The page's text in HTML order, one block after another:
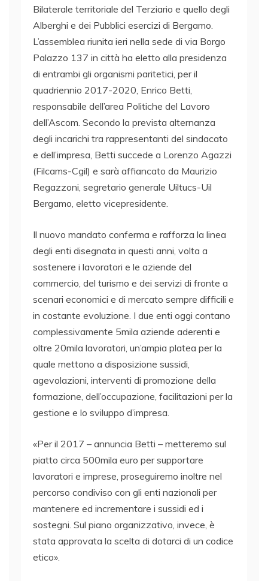
Bilaterale territoriale del Terziario e quello degli
Alberghi e dei Pubblici esercizi di Bergamo.
L’assemblea riunita ieri nella sede di via Borgo
Palazzo 137 in città ha eletto alla presidenza
di entrambi gli organismi paritetici, per il
quadriennio 2017-2020, Enrico Betti,
responsabile dell’area Politiche del Lavoro
dell’Ascom. Secondo la prevista alternanza
degli incarichi tra rappresentanti del sindacato
e dell’impresa, Betti succede a Lorenzo Agazzi
(Filcams-Cgil) e sarà affiancato da Maurizio
Regazzoni, segretario generale Uiltucs-Uil
Bergamo, eletto vicepresidente.
Il nuovo mandato conferma e rafforza la linea
degli enti disegnata in questi anni, volta a
sostenere i lavoratori e le aziende del
commercio, del turismo e dei servizi di fronte a
scenari economici e di mercato sempre difficili e
in costante evoluzione. I due enti oggi contano
complessivamente 5mila aziende aderenti e
oltre 20mila lavoratori, un’ampia platea per la
quale mettono a disposizione sussidi,
agevolazioni, interventi di promozione della
formazione, dell’occupazione, facilitazioni per la
gestione e lo sviluppo d’impresa.
«Per il 2017 – annuncia Betti – metteremo sul
piatto circa 500mila euro per supportare
lavoratori e imprese, proseguiremo inoltre nel
percorso condiviso con gli enti nazionali per
mantenere ed incrementare i sussidi ed i
sostegni. Sul piano organizzativo, invece, è
stata approvata la scelta di dotarci di un codice
etico».